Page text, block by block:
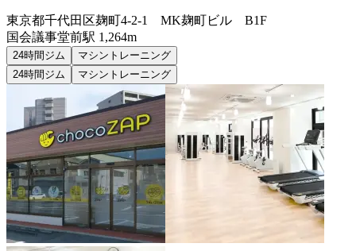
東京都千代田区麹町4-2-1 MK麹町ビル B1F
国会議事堂前駅 1,264m
24時間ジム
マシントレーニング
24時間ジム
マシントレーニング